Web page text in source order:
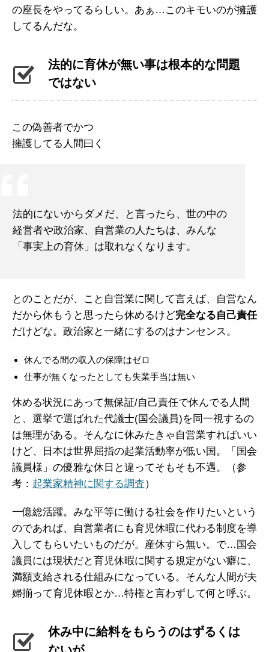
の座長をやってるらしい。あぁ…このキモいのが擁護
してるんだな。
法的に育休が無い事は根本的な問題
ではない
この偽善者でかつ
擁護してる人間曰く
法的にないからダメだ、と言ったら、世の中の
経営者や政治家、自営業の人たちは、みんな
「事実上の育休」は取れなくなります。
とのことだが、こと自営業に関して言えば、自営なん
だから休もうと思ったら休めるけど完全なる自己責任
だけどな。政治家と一緒にするのはナンセンス。
休んでる間の収入の保障はゼロ
仕事が無くなったとしても失業手当は無い
休める状況にあって無保証/自己責任で休んでる人間
と、選挙で選ばれた代議士(国会議員)を同一視するの
は無理がある。そんなに休みたきゃ自営業すればいい
けど、日本は世界屈指の起業活動率が低い国。「国会
議員様」の優雅な休日と違ってそもそも不遇。（参
考： 起業家精神に関する調査）
一億総活躍。みな平等に働ける社会を作りたいという
のであれば、自営業者にも育児休暇に代わる制度を導
入してもらいたいものだが。産休すら無い。で…国会
議員には現状だと育児休暇に関する規定がない癖に、
満額支給される仕組みになっている。そんな人間が夫
婦揃って育児休暇とか…特権と言わずして何と呼ぶ。
休み中に給料をもらうのはずるくは